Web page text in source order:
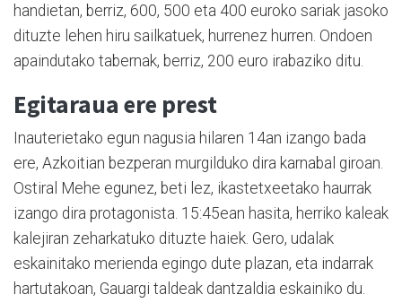
handietan, berriz, 600, 500 eta 400 euroko sariak jasoko
dituzte lehen hiru sailkatuek, hurrenez hurren. Ondoen
apaindutako tabernak, berriz, 200 euro irabaziko ditu.
Egitaraua ere prest
Inauterietako egun nagusia hilaren 14an izango bada
ere, Azkoitian bezperan murgilduko dira karnabal giroan.
Ostiral Mehe egunez, beti lez, ikastetxeetako haurrak
izango dira protagonista. 15:45ean hasita, herriko kaleak
kalejiran zeharkatuko dituzte haiek. Gero, udalak
eskainitako merienda egingo dute plazan, eta indarrak
hartutakoan, Gauargi taldeak dantzaldia eskainiko du.